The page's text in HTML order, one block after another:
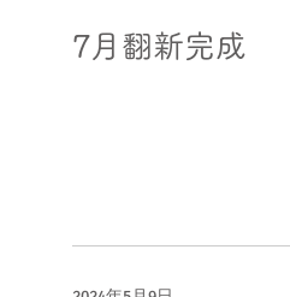
7月翻新完成